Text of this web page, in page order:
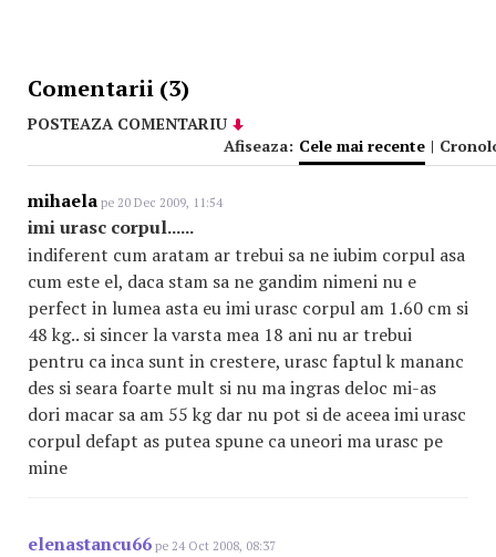
Comentarii (3)
POSTEAZA COMENTARIU
Afiseaza: Cele mai recente |
mihaela pe 20 Dec 2009, 11:54
imi urasc corpul......
indiferent cum aratam ar trebui sa ne iubim corpul asa
cum este el, daca stam sa ne gandim nimeni nu e
perfect in lumea asta eu imi urasc corpul am 1.60 cm si
48 kg.. si sincer la varsta mea 18 ani nu ar trebui
pentru ca inca sunt in crestere, urasc faptul k mananc
des si seara foarte mult si nu ma ingras deloc mi-as
dori macar sa am 55 kg dar nu pot si de aceea imi urasc
corpul defapt as putea spune ca uneori ma urasc pe
mine
elenastancu66 pe 24 Oct 2008, 08:37